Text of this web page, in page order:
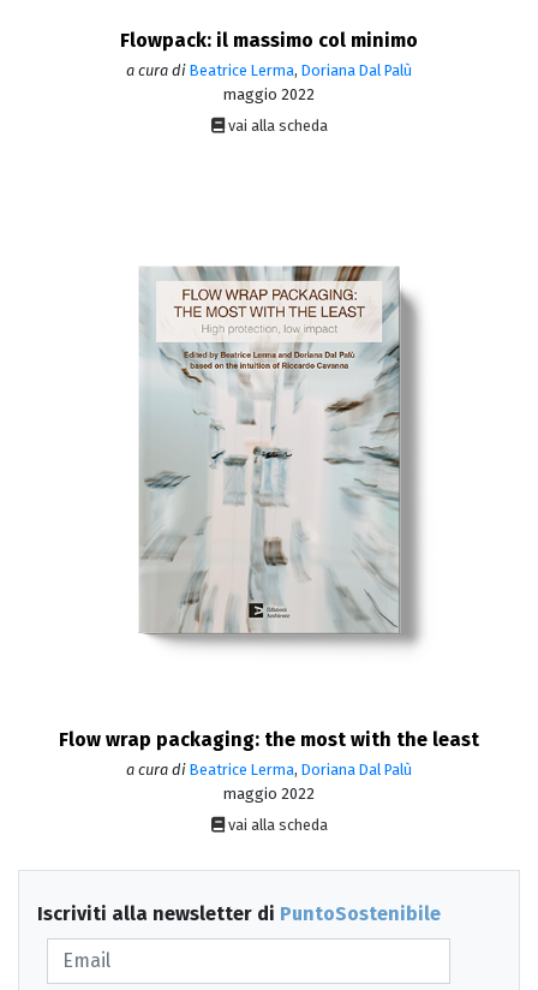
Flowpack: il massimo col minimo
a cura di Beatrice Lerma, Doriana Dal Palù
maggio 2022
vai alla scheda
Flow wrap packaging: the most with the least
a cura di Beatrice Lerma, Doriana Dal Palù
maggio 2022
vai alla scheda
Iscriviti alla newsletter di PuntoSostenibile